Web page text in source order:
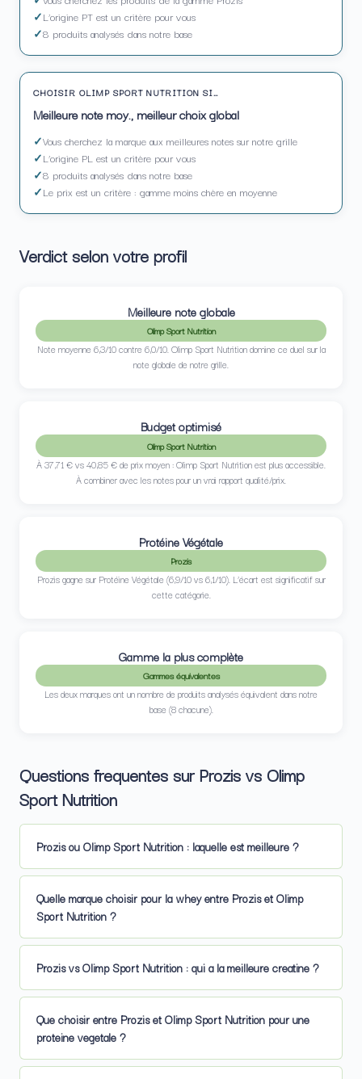
L’origine PT est un critère pour vous
8 produits analysés dans notre base
CHOISIR OLIMP SPORT NUTRITION SI…
Meilleure note moy., meilleur choix global
Vous cherchez la marque aux meilleures notes sur notre grille
L’origine PL est un critère pour vous
8 produits analysés dans notre base
Le prix est un critère : gamme moins chère en moyenne
Verdict selon votre profil
Meilleure note globale
Olimp Sport Nutrition
Note moyenne 6,3/10 contre 6,0/10. Olimp Sport Nutrition domine ce duel sur la
note globale de notre grille.
Budget optimisé
Olimp Sport Nutrition
À 37,71 € vs 40,85 € de prix moyen : Olimp Sport Nutrition est plus accessible.
À combiner avec les notes pour un vrai rapport qualité/prix.
Protéine Végétale
Prozis
Prozis gagne sur Protéine Végétale (6,9/10 vs 6,1/10). L’écart est significatif sur
cette catégorie.
Gamme la plus complète
Gammes équivalentes
Les deux marques ont un nombre de produits analysés équivalent dans notre
base (8 chacune).
Questions frequentes sur Prozis vs Olimp
Sport Nutrition
Prozis ou Olimp Sport Nutrition : laquelle est meilleure ?
Quelle marque choisir pour la whey entre Prozis et Olimp
Sport Nutrition ?
Prozis vs Olimp Sport Nutrition : qui a la meilleure creatine ?
Que choisir entre Prozis et Olimp Sport Nutrition pour une
proteine vegetale ?